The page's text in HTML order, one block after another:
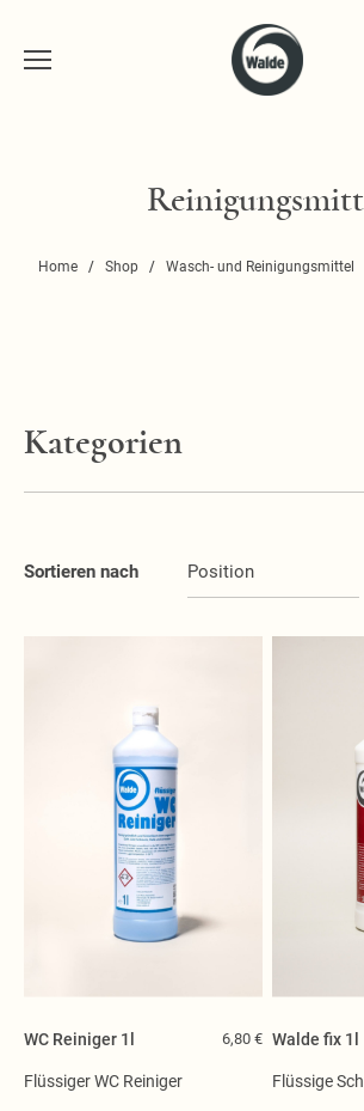
Home Shop Wasch- und Reinigungsmittel
Kategorien
Handgeschöpfte Seifen
Pflege Seifen
Haarpflege
Hautpflege
Traubenkernkosmetik
Weihrauchkosmetik
DEO Cremen
Lippenbalsam
Badesalz
Seifenstücke
Flüssige Seifen
Sortieren nach
WC Reiniger 1l 6,80 €
Flüssiger WC Reiniger
Walde fix 1l
Flüssige